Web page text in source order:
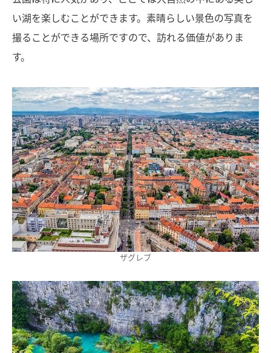
い湖を楽しむことができます。素晴らしい景色の写真を
撮ることができる場所ですので、訪れる価値がありま
す。
ザグレブ